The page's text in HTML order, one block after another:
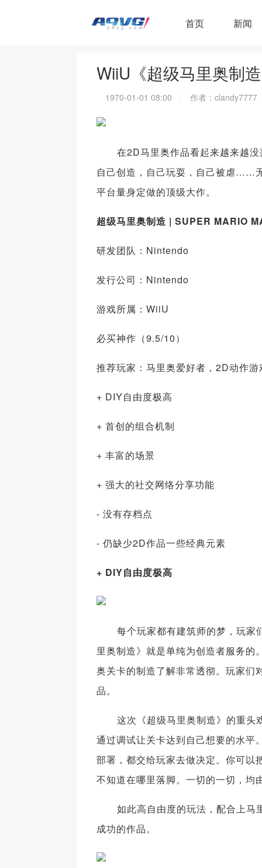
首页 新闻
WiiU《超级马里奥制
1970-01-01 08:00 作者：clandy7777
在2D马里奥作品看起来越来越没
自己创造，自己玩耍，自己被虐……
平台量身定做的顶级大作。
超级马里奥制造 | SUPER MARIO
研发团队：Nintendo
发行公司：Nintendo
游戏所属：WiiU
必买神作（9.5/10）
推荐玩家：马里奥爱好者，2D动作
+ DIY自由度极高
+ 首创的组合机制
+ 丰富的场景
+ 强大的社交网络分享功能
- 没有存档点
- 仍缺少2D作品一些经典元素
+ DIY自由度极高
每个玩家都有建筑师的梦，玩家
里奥制造》就是单纯为创造者服务
奥关卡的制造了解非常透彻。玩家们
品。
这次《超级马里奥制造》的重头
通过调试让关卡达到自己想要的水平
部署，都交给玩家去做决定。你可以
不知道在哪里落脚。一切的一切，均
如此高自由度的玩法，配合上马
成功的作品。